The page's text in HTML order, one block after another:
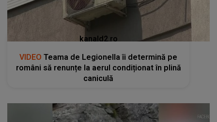
kanald2.ro
VIDEO Teama de Legionella îi determină pe
români să renunțe la aerul condiționat în plină
caniculă